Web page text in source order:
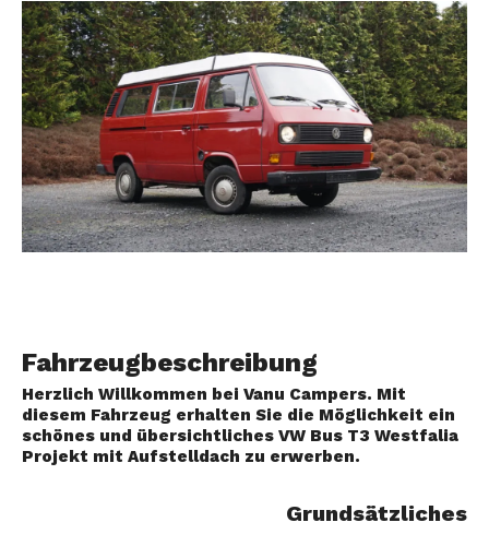
Fahrzeugbeschreibung
Herzlich Willkommen bei Vanu Campers. Mit
diesem Fahrzeug erhalten Sie die Möglichkeit ein
schönes und übersichtliches VW Bus T3 Westfalia
Projekt mit Aufstelldach zu erwerben.
Grundsätzliches